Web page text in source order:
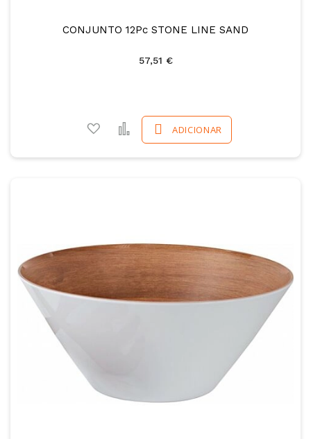
CONJUNTO 12Pc STONE LINE SAND
57,51 €
ADICIONAR
Adicionar a favoritos
Comparar